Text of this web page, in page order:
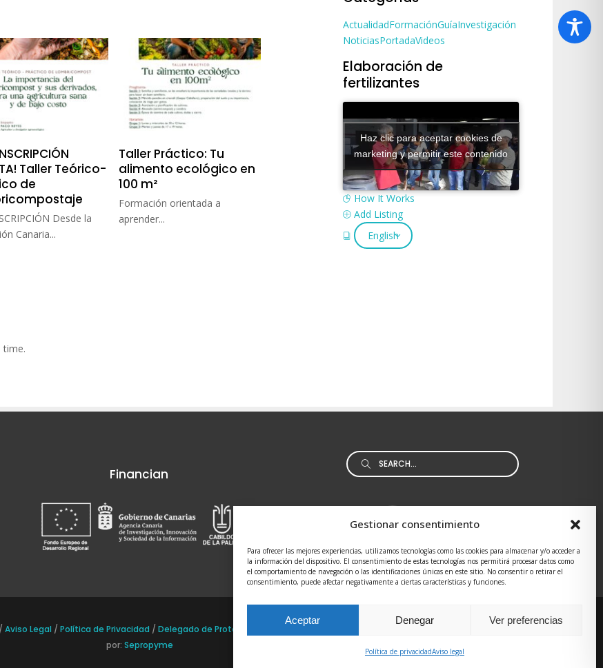
Gestionar consentimiento
Para ofrecer las mejores experiencias, utilizamos tecnologías como las cookies para almacenar y/o acceder a
la información del dispositivo. El consentimiento de estas tecnologías nos permitirá procesar datos como
el comportamiento de navegación o las identificaciones únicas en este sitio. No consentir o retirar el
consentimiento, puede afectar negativamente a ciertas características y funciones.
Aceptar Denegar Ver preferencias
Política de privacidadAviso legal
Taller Teórico-
de
Desde la
Canaria...
Taller Práctico: Tu
alimento ecológico en
100 m²
Formación orientada a
aprender...
time.
ActualidadFormaciónGuíaInvestigación
NoticiasPortadaVideos
Elaboración de
fertilizantes
Haz clic para aceptar cookies de
marketing y permitir este contenido
How It Works
Add Listing
English
Financian
for:
Aviso Legal / Política de Privacidad / Delegado de Protección de Datos / Accesibilidad
/ Desarrollada
por: Sepropyme